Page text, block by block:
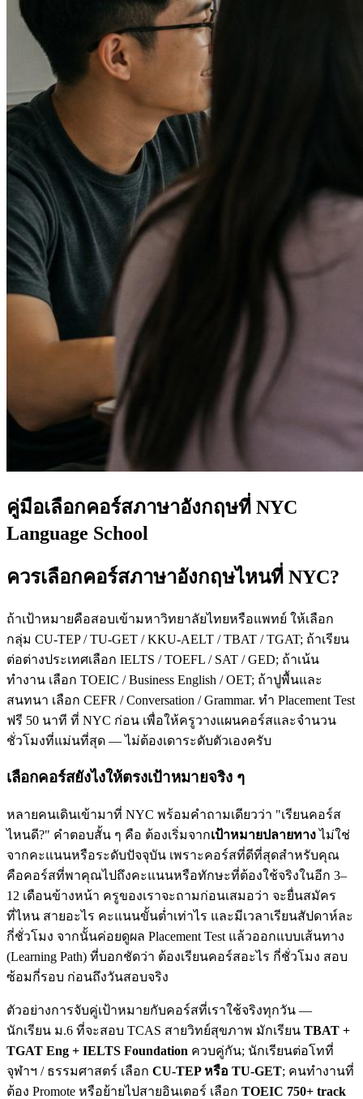
คู่มือเลือกคอร์สภาษาอังกฤษที่ NYC
Language School
ควรเลือกคอร์สภาษาอังกฤษไหนที่ NYC?
ถ้าเป้าหมายคือสอบเข้ามหาวิทยาลัยไทยหรือแพทย์ ให้เลือก
กลุ่ม CU-TEP / TU-GET / KKU-AELT / TBAT / TGAT; ถ้าเรียน
ต่อต่างประเทศเลือก IELTS / TOEFL / SAT / GED; ถ้าเน้น
ทำงาน เลือก TOEIC / Business English / OET; ถ้าปูพื้นและ
สนทนา เลือก CEFR / Conversation / Grammar. ทำ Placement Test
ฟรี 50 นาที ที่ NYC ก่อน เพื่อให้ครูวางแผนคอร์สและจำนวน
ชั่วโมงที่แม่นที่สุด — ไม่ต้องเดาระดับตัวเองครับ
เลือกคอร์สยังไงให้ตรงเป้าหมายจริง ๆ
หลายคนเดินเข้ามาที่ NYC พร้อมคำถามเดียวว่า "เรียนคอร์ส
ไหนดี?" คำตอบสั้น ๆ คือ ต้องเริ่มจากเป้าหมายปลายทางไม่ใช่
จากคะแนนหรือระดับปัจจุบัน เพราะคอร์สที่ดีที่สุดสำหรับคุณ
คือคอร์สที่พาคุณไปถึงคะแนนหรือทักษะที่ต้องใช้จริงในอีก 3–
12 เดือนข้างหน้า ครูของเราจะถามก่อนเสมอว่า จะยื่นสมัคร
ที่ไหน สายอะไร คะแนนขั้นต่ำเท่าไร และมีเวลาเรียนสัปดาห์ละ
กี่ชั่วโมง จากนั้นค่อยดูผล Placement Test แล้วออกแบบเส้นทาง
(Learning Path) ที่บอกชัดว่า ต้องเรียนคอร์สอะไร กี่ชั่วโมง สอบ
ซ้อมกี่รอบ ก่อนถึงวันสอบจริง
ตัวอย่างการจับคู่เป้าหมายกับคอร์สที่เราใช้จริงทุกวัน —
นักเรียน ม.6 ที่จะสอบ TCAS สายวิทย์สุขภาพ มักเรียน TBAT +
TGAT Eng + IELTS Foundation ควบคู่กัน; นักเรียนต่อโทที่
จุฬาฯ / ธรรมศาสตร์ เลือก CU-TEP หรือ TU-GET; คนทำงานที่
ต้อง Promote หรือย้ายไปสายอินเตอร์ เลือก TOEIC 750+ track